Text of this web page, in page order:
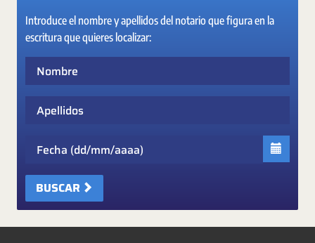
Introduce el nombre y apellidos del notario que figura en la
escritura que quieres localizar:
BUSCAR